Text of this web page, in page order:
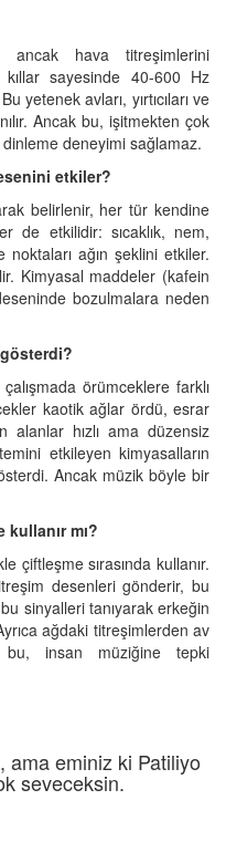
ancak hava titreşimlerini
kıllar sayesinde 40-600 Hz
yetenek avları, yırtıcıları ve
Ancak bu, işitmekten çok
deneyimi sağlamaz.
etkiler?
belirlenir, her tür kendine
de etkilidir: sıcaklık, nem,
ağın şeklini etkiler.
Kimyasal maddeler (kafein
bozulmalara neden
örümceklere farklı
kaotik ağlar ördü, esrar
alanlar hızlı ama düzensiz
etkileyen kimyasalların
Ancak müzik böyle bir
mı?
çiftleşme sırasında kullanır.
desenleri gönderir, bu
sinyalleri tanıyarak erkeğin
ağdaki titreşimlerden av
insan müziğine tepki
ama eminiz ki Patiliyo
seveceksin.